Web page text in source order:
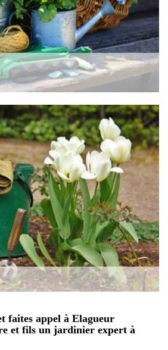
faites appel à Elagueur
et fils un jardinier expert à